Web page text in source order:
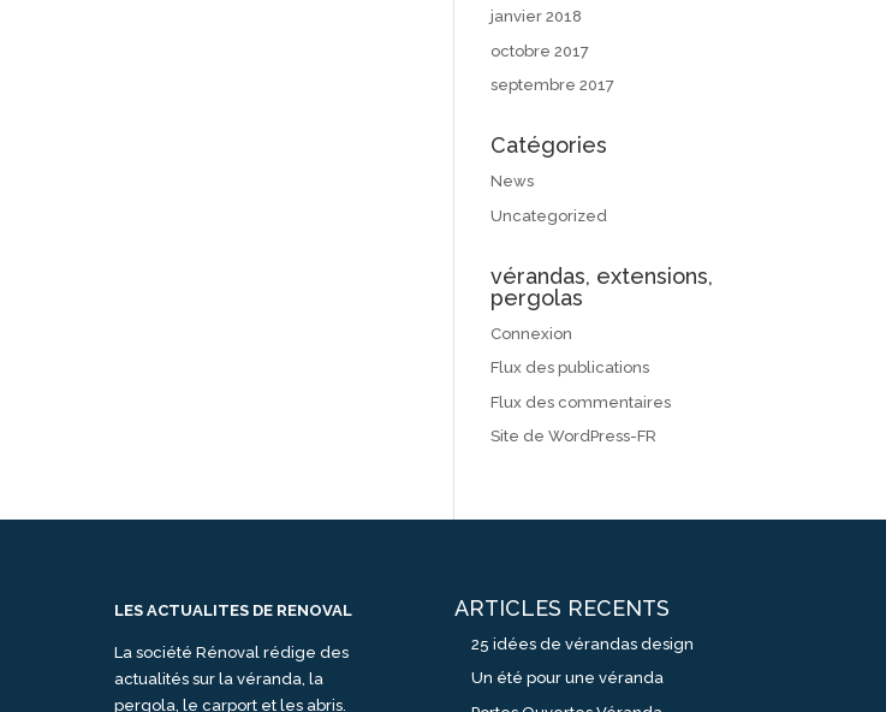
janvier 2018
octobre 2017
septembre 2017
Catégories
News
Uncategorized
vérandas, extensions,
pergolas
Connexion
Flux des publications
Flux des commentaires
Site de WordPress-FR
LES ACTUALITES DE RENOVAL
La société Rénoval rédige des
actualités sur la véranda, la
pergola, le carport et les abris.
ARTICLES RECENTS
25 idées de vérandas design
Un été pour une véranda